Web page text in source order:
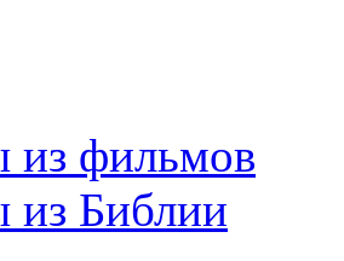
из фильмов
из Библии